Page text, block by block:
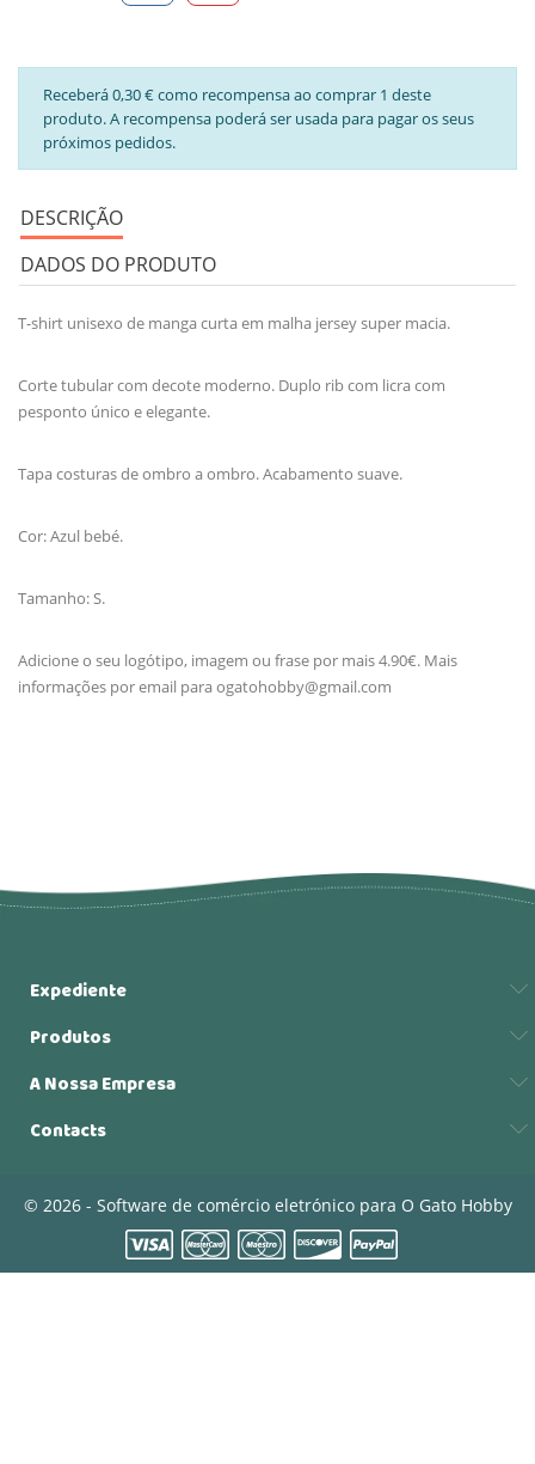
Receberá 0,30 € como recompensa ao comprar 1 deste
produto. A recompensa poderá ser usada para pagar os seus
próximos pedidos.
DESCRIÇÃO
DADOS DO PRODUTO
T-shirt unisexo de manga curta em malha jersey super macia.
Corte tubular com decote moderno. Duplo rib com licra com
pesponto único e elegante.
Tapa costuras de ombro a ombro. Acabamento suave.
Cor: Azul bebé.
Tamanho: S.
Adicione o seu logótipo, imagem ou frase por mais 4.90€. Mais
informações por email para ogatohobby@gmail.com
Expediente
Produtos
A Nossa Empresa
Contacts
© 2026 - Software de comércio eletrónico para O Gato Hobby